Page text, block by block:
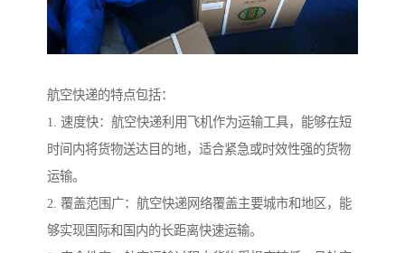
航空快递的特点包括：
1. 速度快：航空快递利用飞机作为运输工具，能够在短
时间内将货物送达目的地，适合紧急或时效性强的货物
运输。
2. 覆盖范围广：航空快递网络覆盖主要城市和地区，能
够实现国际和国内的长距离快速运输。